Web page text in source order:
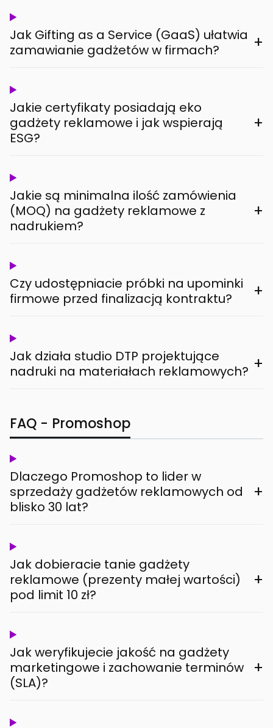
Jak Gifting as a Service (GaaS) ułatwia
zamawianie gadżetów w firmach?
+
Jakie certyfikaty posiadają eko
gadżety reklamowe i jak wspierają
ESG?
+
Jakie są minimalna ilość zamówienia
(MOQ) na gadżety reklamowe z
nadrukiem?
+
Czy udostępniacie próbki na upominki
firmowe przed finalizacją kontraktu?
+
Jak działa studio DTP projektujące
nadruki na materiałach reklamowych? +
FAQ - Promoshop
Dlaczego Promoshop to lider w
sprzedaży gadżetów reklamowych od
blisko 30 lat?
+
Jak dobieracie tanie gadżety
reklamowe (prezenty małej wartości)
pod limit 10 zł?
+
Jak weryfikujecie jakość na gadżety
marketingowe i zachowanie terminów
(SLA)?
+